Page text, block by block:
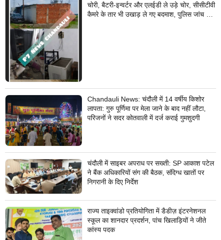
चोरी, बैटरी-इन्वर्टर और एलईडी ले उड़े चोर, सीसीटीवी
कैमरे के तार भी उखाड़ ले गए बदमाश, पुलिस जांच में
Chandauli News: चंदौली में 14 वर्षीय किशोर
लापता: गुरु पूर्णिमा पर मेला जाने के बाद नहीं लौटा,
परिजनों ने सदर कोतवाली में दर्ज कराई गुमशुदगी
चंदौली में साइबर अपराध पर सख्ती: SP आकाश पटेल
ने बैंक अधिकारियों संग की बैठक, संदिग्ध खातों पर
निगरानी के दिए निर्देश
राज्य ताइक्वांडो प्रतियोगिता में डैडीज़ इंटरनेशनल
स्कूल का शानदार प्रदर्शन, पांच खिलाड़ियों ने जीते
कांस्य पदक